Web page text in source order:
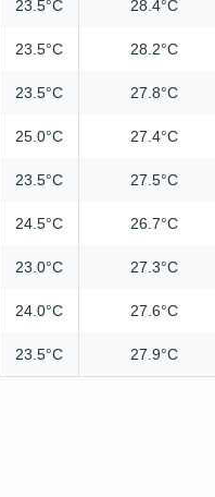
23.5°C 28.4°C
23.5°C 28.2°C
23.5°C 27.8°C
25.0°C 27.4°C
23.5°C 27.5°C
24.5°C 26.7°C
23.0°C 27.3°C
24.0°C 27.6°C
23.5°C 27.9°C